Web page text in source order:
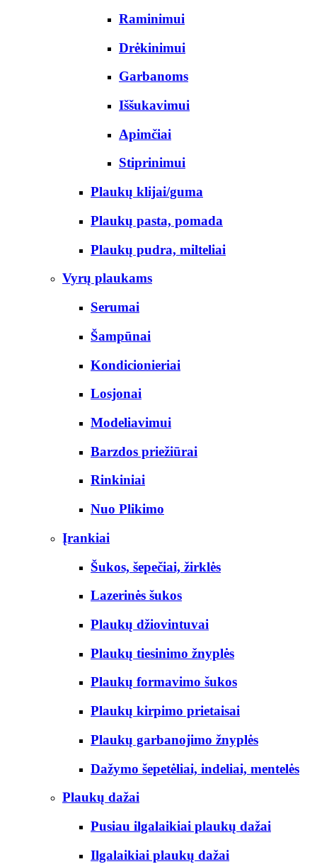
Raminimui
Drėkinimui
Garbanoms
Iššukavimui
Apimčiai
Stiprinimui
Plaukų klijai/guma
Plaukų pasta, pomada
Plaukų pudra, milteliai
Vyrų plaukams
Serumai
Šampūnai
Kondicionieriai
Losjonai
Modeliavimui
Barzdos priežiūrai
Rinkiniai
Nuo Plikimo
Įrankiai
Šukos, šepečiai, žirklės
Lazerinės šukos
Plaukų džiovintuvai
Plaukų tiesinimo žnyplės
Plaukų formavimo šukos
Plaukų kirpimo prietaisai
Plaukų garbanojimo žnyplės
Dažymo šepetėliai, indeliai, mentelės
Plaukų dažai
Pusiau ilgalaikiai plaukų dažai
Ilgalaikiai plaukų dažai